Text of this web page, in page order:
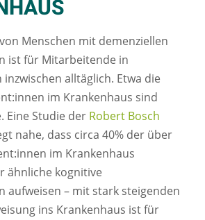
Menschen mit demenziellen
ist für Mitarbeitende in
alltäglich. Etwa die
im Krankenhaus sind
Eine Studie der Robert Bosch
nahe, dass circa 40% der über
im Krankenhaus
ähnliche kognitive
aufweisen – mit stark steigenden
ins Krankenhaus ist für